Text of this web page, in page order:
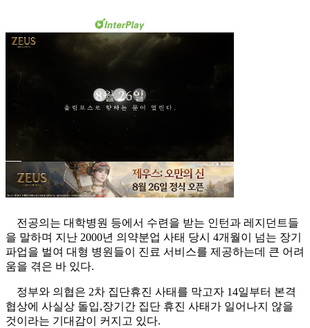
전공의는 대학병원 등에서 수련을 받는 인턴과 레지던트들
을 말하며 지난 2000년 의약분업 사태 당시 4개월이 넘는 장기
파업을 벌여 대형 병원들이 진료 서비스를 제공하는데 큰 어려
움을 겪은 바 있다.
정부와 의협은 2차 집단휴진 사태를 막고자 14일부터 본격
협상에 사실상 돌입,장기간 집단 휴진 사태가 일어나지 않을
것이라는 기대감이 커지고 있다.